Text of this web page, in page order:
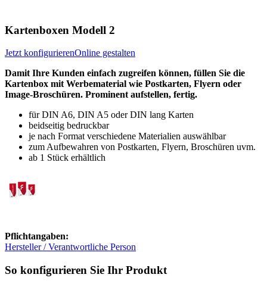
Kartenboxen Modell 2
Jetzt konfigurierenOnline gestalten
Damit Ihre Kunden einfach zugreifen können, füllen Sie die
Kartenbox mit Werbematerial wie Postkarten, Flyern oder
Image-Broschüren. Prominent aufstellen, fertig.
für DIN A6, DIN A5 oder DIN lang Karten
beidseitig bedruckbar
je nach Format verschiedene Materialien auswählbar
zum Aufbewahren von Postkarten, Flyern, Broschüren uvm.
ab 1 Stück erhältlich
Pflichtangaben:
Hersteller / Verantwortliche Person
So konfigurieren Sie Ihr Produkt